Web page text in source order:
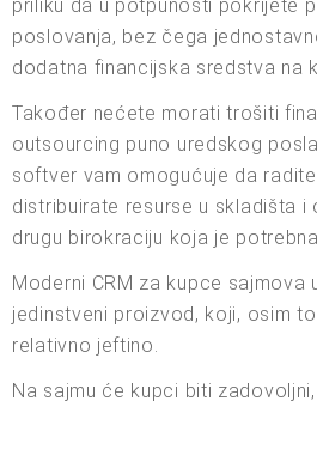
priliku da u potpunosti pokrijete
poslovanja, bez čega
dodatna financijska sredstva na
Također nećete morati trošiti
outsourcing puno uredskog
softver vam omogućuje da
distribuirate resurse u skladišta i
drugu birokraciju koja je
Moderni CRM za kupce sajmova
jedinstveni proizvod, koji, osim
relativno jeftino.
Na sajmu će kupci biti